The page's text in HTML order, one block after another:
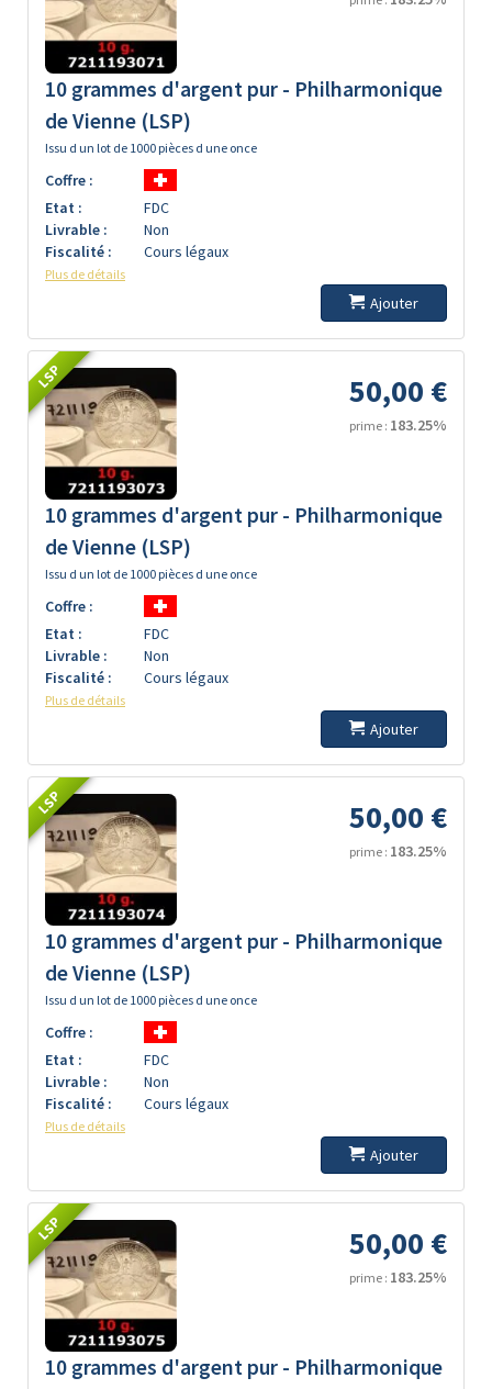
10 grammes d'argent pur - Philharmonique
de Vienne (LSP)
Issu d un lot de 1000 pièces d une once
Coffre :
Etat :
FDC
Livrable :
Non
Fiscalité :
Cours légaux
Plus de détails
Ajouter
LSP 50,00 €
prime : 183.25%
10 grammes d'argent pur - Philharmonique
de Vienne (LSP)
Issu d un lot de 1000 pièces d une once
Coffre :
Etat :
FDC
Livrable :
Non
Fiscalité :
Cours légaux
Plus de détails
Ajouter
LSP 50,00 €
prime : 183.25%
10 grammes d'argent pur - Philharmonique
de Vienne (LSP)
Issu d un lot de 1000 pièces d une once
Coffre :
Etat :
FDC
Livrable :
Non
Fiscalité :
Cours légaux
Plus de détails
Ajouter
LSP 50,00 €
prime : 183.25%
10 grammes d'argent pur - Philharmonique